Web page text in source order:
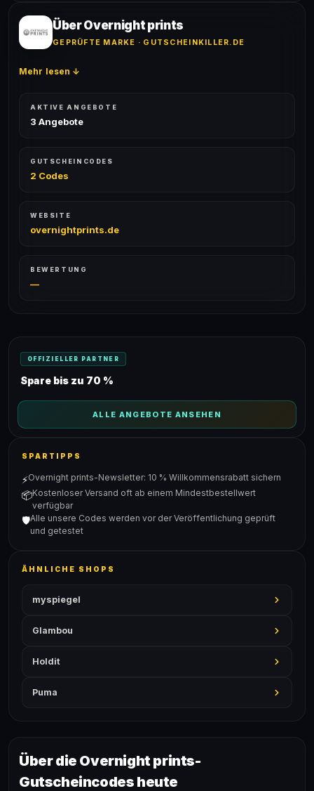
Erfolgsquote wird bei jedem Angebot angezeigt.
Über Overnight prints
GEPRÜFTE MARKE · GUTSCHEINKILLER.DE
Mehr lesen ↓
AKTIVE ANGEBOTE
3 Angebote
GUTSCHEINCODES
2 Codes
WEBSITE
overnightprints.de
BEWERTUNG
—
OFFIZIELLER PARTNER
Spare bis zu 70 %
ALLE ANGEBOTE ANSEHEN
SPARTIPPS
⚡Overnight prints-Newsletter: 10 % Willkommensrabatt sichern
📦Kostenloser Versand oft ab einem Mindestbestellwert
verfügbar
🛡️Alle unsere Codes werden vor der Veröffentlichung geprüft
und getestet
ÄHNLICHE SHOPS
myspiegel
Glambou
Holdit
Puma
Über die Overnight prints-
Gutscheincodes heute